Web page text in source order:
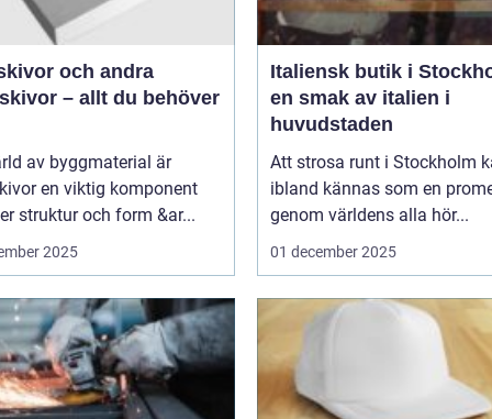
och andra
– allt du behöver
av byggmaterial är
en viktig komponent
struktur och form &ar...
2025
Italiensk butik i
en smak av italien i
huvudstaden
Att strosa runt i Stockholm
ibland kännas som en
genom världens alla hör...
01 december 2025